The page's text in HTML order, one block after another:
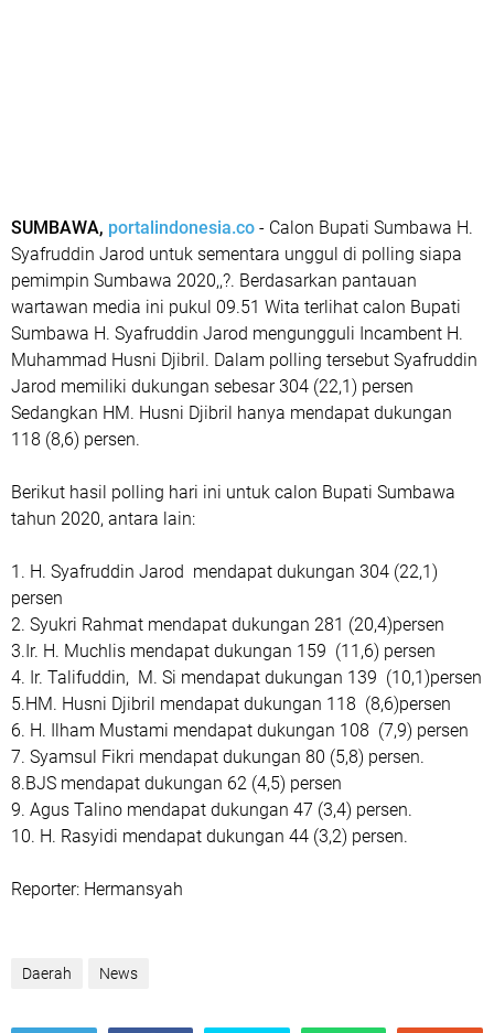
SUMBAWA, portalindonesia.co - Calon Bupati Sumbawa H.
Syafruddin Jarod untuk sementara unggul di polling siapa
pemimpin Sumbawa 2020,,?. Berdasarkan pantauan
wartawan media ini pukul 09.51 Wita terlihat calon Bupati
Sumbawa H. Syafruddin Jarod mengungguli Incambent H.
Muhammad Husni Djibril. Dalam polling tersebut Syafruddin
Jarod memiliki dukungan sebesar 304 (22,1) persen
Sedangkan HM. Husni Djibril hanya mendapat dukungan
118 (8,6) persen.
Berikut hasil polling hari ini untuk calon Bupati Sumbawa
tahun 2020, antara lain:
1. H. Syafruddin Jarod mendapat dukungan 304 (22,1)
persen
2. Syukri Rahmat mendapat dukungan 281 (20,4)persen
3.Ir. H. Muchlis mendapat dukungan 159 (11,6) persen
4. Ir. Talifuddin, M. Si mendapat dukungan 139 (10,1)persen
5.HM. Husni Djibril mendapat dukungan 118 (8,6)persen
6. H. Ilham Mustami mendapat dukungan 108 (7,9) persen
7. Syamsul Fikri mendapat dukungan 80 (5,8) persen.
8.BJS mendapat dukungan 62 (4,5) persen
9. Agus Talino mendapat dukungan 47 (3,4) persen.
10. H. Rasyidi mendapat dukungan 44 (3,2) persen.
Reporter: Hermansyah
Daerah News